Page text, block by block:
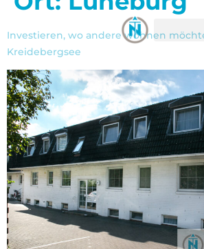
springen
Investieren, wo andere wohnen
Kreidebergsee